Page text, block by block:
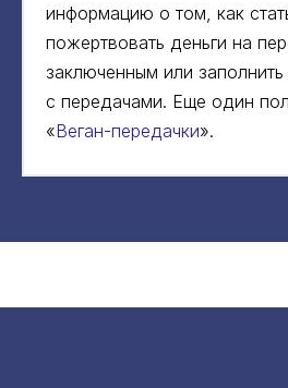
информацию о том, как
пожертвовать деньги на
заключенным или
с передачами. Еще один
«Веган-передачки».